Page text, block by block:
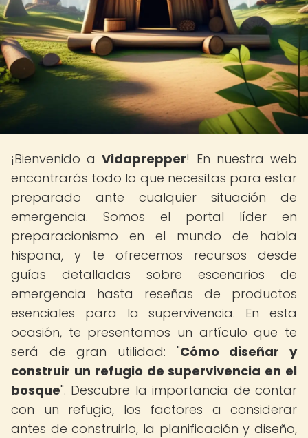
¡Bienvenido aVidaprepper! En nuestra web
encontrarás todo lo que necesitas para estar
preparado ante cualquier situación de
emergencia. Somos el portal líder en
preparacionismo en el mundo de habla
hispana, y te ofrecemos recursos desde
guías detalladas sobre escenarios de
emergencia hasta reseñas de productos
esenciales para la supervivencia. En esta
ocasión, te presentamos un artículo que te
será de gran utilidad: "Cómo diseñar y
construir un refugio de supervivencia en el
bosque". Descubre la importancia de contar
con un refugio, los factores a considerar
antes de construirlo, la planificación y diseño,